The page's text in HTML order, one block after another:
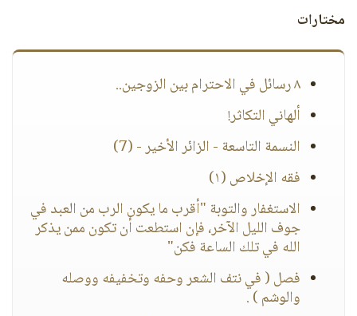
مختارات
٨ رسائل في الاحترام بين الزوجين..
ألهاني التكاثر!
النسمة التاسعة - الزائر الأخير - (7)
فقه الإخلاص (١)
الاستغفار والتوبة "أقرب ما يكون الرب من العبد في
جوف الليل الآخر، فإن استطعت أن تكون ممن يذكر
الله في تلك الساعة فكن"
فصل ( في نتف الشعر وحفه وتخفيفه ووصله
والوشم ) .